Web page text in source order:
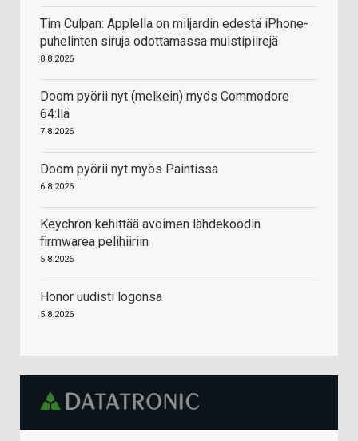
Tim Culpan: Applella on miljardin edestä iPhone-
puhelinten siruja odottamassa muistipiirejä
8.8.2026
Doom pyörii nyt (melkein) myös Commodore
64:llä
7.8.2026
Doom pyörii nyt myös Paintissa
6.8.2026
Keychron kehittää avoimen lähdekoodin
firmwarea pelihiiriin
5.8.2026
Honor uudisti logonsa
5.8.2026